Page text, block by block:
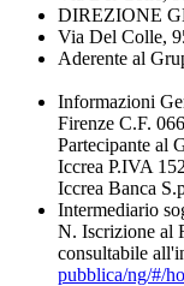
DIREZIONE
Via Del Colle,
Aderente al
Informazioni
Firenze C.F.
Partecipante al
Iccrea P.IVA
Iccrea Banca
Intermediario
N. Iscrizione al
consultabile
pubblica/ng/#/